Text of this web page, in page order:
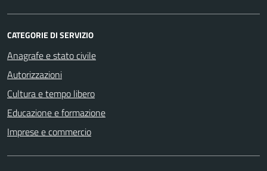
CATEGORIE DI SERVIZIO
Anagrafe e stato civile
Autorizzazioni
Cultura e tempo libero
Educazione e formazione
Imprese e commercio